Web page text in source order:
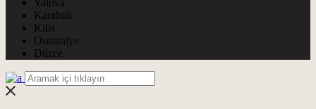
Yalova
Karabük
Kilis
Osmaniye
Düzce